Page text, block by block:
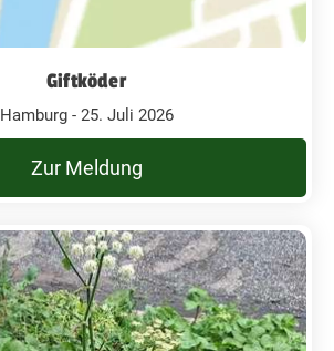
Giftköder
Hamburg - 25. Juli 2026
Zur Meldung